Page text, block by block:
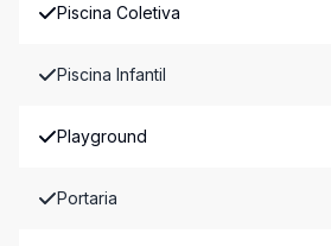
Piscina Coletiva
Piscina Infantil
Playground
Portaria